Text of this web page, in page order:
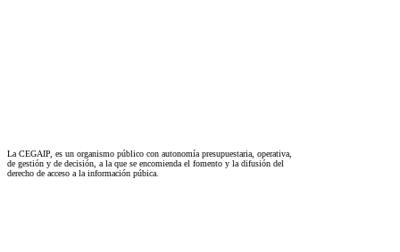
La CEGAIP, es un organismo público con autonomía presupuestaria, operativa,
de gestión y de decisión, a la que se encomienda el fomento y la difusión del
derecho de acceso a la información púbica.